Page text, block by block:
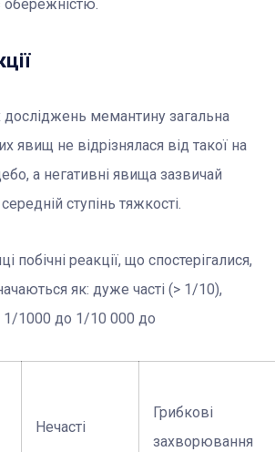
обережністю.
досліджень мемантину загальна
явищ не відрізнялася від такої на
а негативні явища зазвичай
ступінь тяжкості.
побічні реакції, що спостерігалися,
як: дуже часті (> 1/10),
1/1000 до 1/10 000 до
Нечасті
Грибкові
захворювання